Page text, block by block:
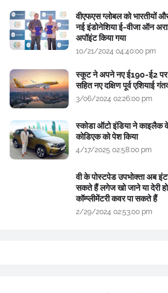
वीएफएस ग्लोबल को भारतीयों
नई इंडोनेशिया ई-वीजा ऑन
अपॉइंट किया गया
10/21/2024 04:40:00 pm
स्कूट ने अपने नए ई190-ई2
सहित नए दक्षिण पूर्व एशियाई
3/06/2024 02:26:00 pm
स्कोडा ऑटो इंडिया ने काइलैक
कोडिएक को पेश किया
4/17/2025 02:58:00 pm
वी के पोस्टपेड उपभोक्ता अब
सकते हैं लगेज खो जाने या देरी
कॉम्प्लीमेंटरी कवर पा सकते हैं
2/29/2024 02:53:00 pm